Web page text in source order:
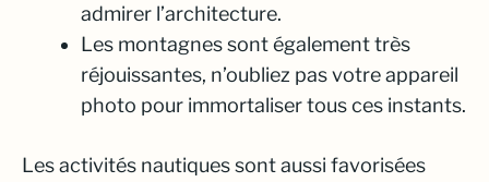
admirer l’architecture.
Les montagnes sont également très
réjouissantes, n’oubliez pas votre appareil
photo pour immortaliser tous ces instants.
Les activités nautiques sont aussi favorisées